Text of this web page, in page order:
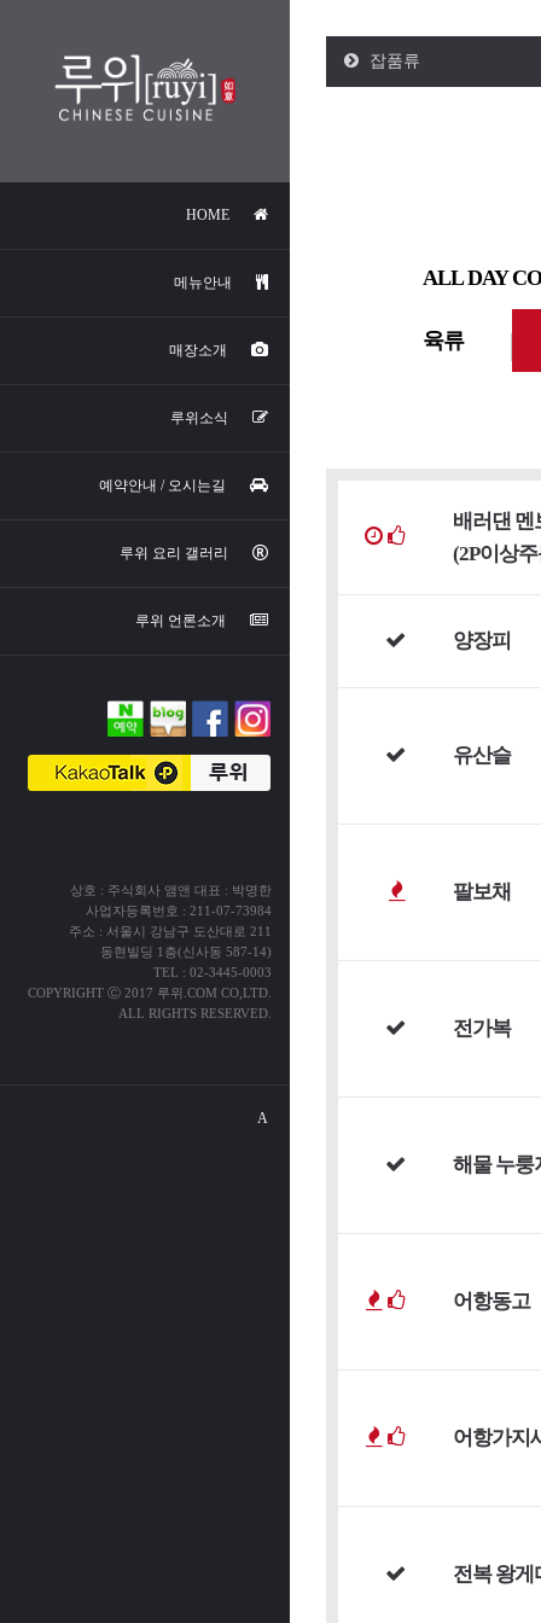
HOME
메뉴안내
매장소개
루위소식
예약안내 / 오시는길
루위 요리 갤러리
루위 언론소개
상호 : 주식회사 앰앤 대표 : 박명한
사업자등록번호 : 211-07-73984
주소 : 서울시 강남구 도산대로 211
동현빌딩 1층(신사동 587-14)
TEL : 02-3445-0003
COPYRIGHT Ⓒ 2017 루위.COM CO,LTD.
ALL RIGHTS RESERVED.
A
잡품류
ALL DAY
육류
배러댄 멘
(2P이상
양장피
유산슬
팔보채
전가복
해물 누룽
어항동고
어항가지
전복 왕게